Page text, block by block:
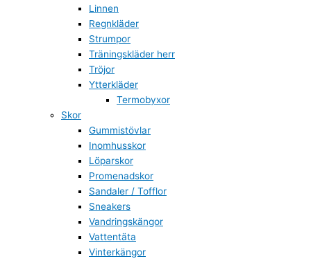
Linnen
Regnkläder
Strumpor
Träningskläder herr
Tröjor
Ytterkläder
Termobyxor
Skor
Gummistövlar
Inomhusskor
Löparskor
Promenadskor
Sandaler / Tofflor
Sneakers
Vandringskängor
Vattentäta
Vinterkängor